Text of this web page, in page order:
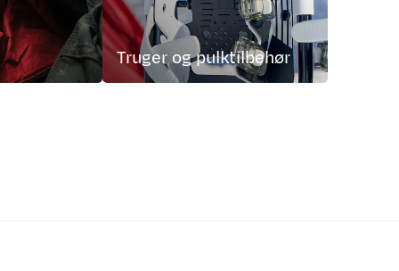
Truger og pulktilbehør